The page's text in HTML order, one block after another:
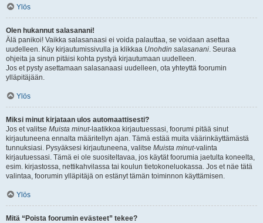
Ylös
Olen hukannut salasanani!
Älä panikoi! Vaikka salasanaasi ei voida palauttaa, se voidaan asettaa
uudelleen. Käy kirjautumissivulla ja klikkaa Unohdin salasanani. Seuraa
ohjeita ja sinun pitäisi kohta pystyä kirjautumaan uudelleen.
Jos et pysty asettamaan salasanaasi uudelleen, ota yhteyttä foorumin
ylläpitäjään.
Ylös
Miksi minut kirjataan ulos automaattisesti?
Jos et valitse Muista minut-laatikkoa kirjautuessasi, foorumi pitää sinut
kirjautuneena ennalta määritellyn ajan. Tämä estää muita väärinkäyttämästä
tunnuksiasi. Pysyäksesi kirjautuneena, valitse Muista minut-valinta
kirjautuessasi. Tämä ei ole suositeltavaa, jos käytät foorumia jaetulta koneelta,
esim. kirjastossa, nettikahvilassa tai koulun tietokoneluokassa. Jos et näe tätä
valintaa, foorumin ylläpitäjä on estänyt tämän toiminnon käyttämisen.
Ylös
Mitä “Poista foorumin evästeet” tekee?